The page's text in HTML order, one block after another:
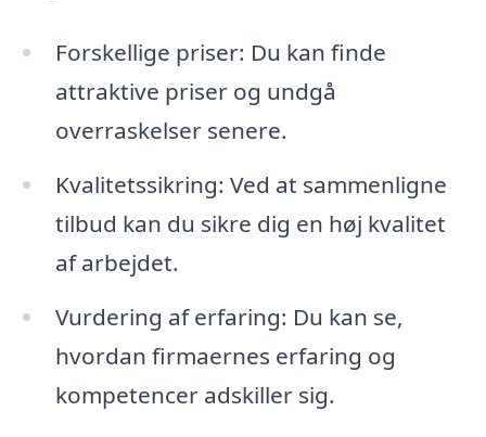
Forskellige priser: Du kan finde
attraktive priser og undgå
overraskelser senere.
Kvalitetssikring: Ved at sammenligne
tilbud kan du sikre dig en høj kvalitet
af arbejdet.
Vurdering af erfaring: Du kan se,
hvordan firmaernes erfaring og
kompetencer adskiller sig.